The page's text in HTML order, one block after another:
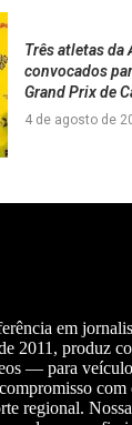
Três atletas da
convocados
Grand Prix de
4 de agosto de
em
2011, produz
— para
com
regional.